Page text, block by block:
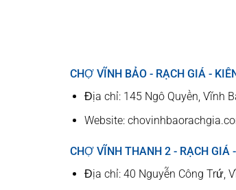
CHỢ VĨNH BẢO - RẠCH GIÁ -
Địa chỉ: 145 Ngô Quyền, Vĩnh
Website:
CHỢ VĨNH THANH 2 - RẠCH GIÁ
Địa chỉ: 40 Nguyễn Công Trứ,